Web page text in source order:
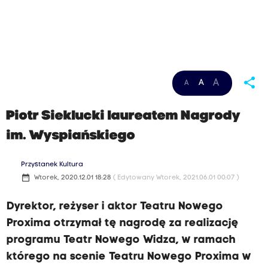
A A A share
Piotr Sieklucki laureatem Nagrody
im. Wyspiańskiego
Przystanek Kultura
date_range Wtorek, 2020.12.01 18:28 ( Edytowany Wtorek, 2021.06.01 00:07 )
Dyrektor, reżyser i aktor Teatru Nowego
Proxima otrzymał tę nagrodę za realizację
programu Teatr Nowego Widza, w ramach
którego na scenie Teatru Nowego Proxima w